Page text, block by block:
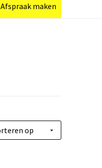
Afspraak maken